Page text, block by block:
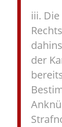
iii.
der